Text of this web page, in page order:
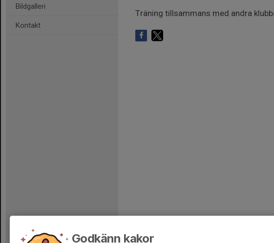
Bildgalleri
Kontakt
Träning tillsammans med andra
Godkänn kakor